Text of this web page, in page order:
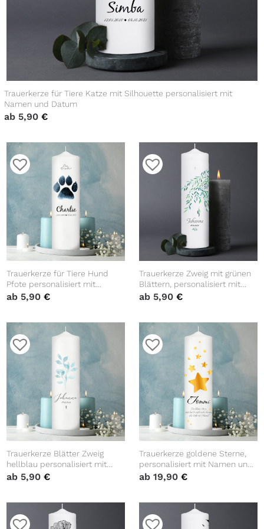
Trauerkerze für Tiere Katze mit Silhouette personalisiert mit
Namen und Datum
ab 5,90 €
Trauerkerze für Tiere Hund
Pfote personalisiert mit
Namen und Datum Kerze
ab 5,90€
Trauerkerze Zweig mit grünen
Blättern, personalisiert mit
Namen und Datum
ab 5,90 €
Trauerkerze Blätter Zweig
hellblau personalisiert mit
Namen und Datum
ab 5,90€
Trauerkerze goldene Sterne,
personalisiert mit Namen und
Trauerspruch
ab 19,90 €